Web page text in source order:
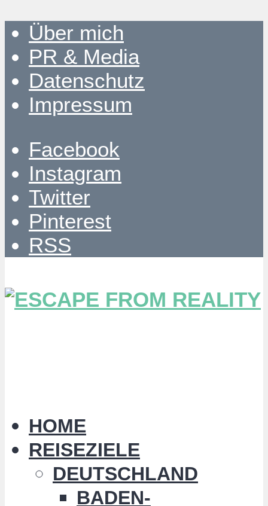
Über mich
PR & Media
Datenschutz
Impressum
Facebook
Instagram
Twitter
Pinterest
RSS
HOME
REISEZIELE
DEUTSCHLAND
BADEN-